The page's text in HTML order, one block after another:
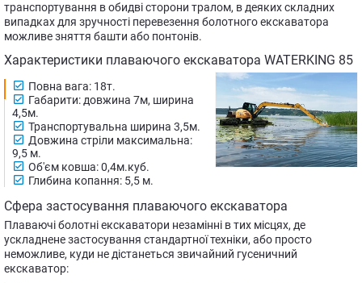
транспортування в обидві сторони тралом, в деяких складних
випадках для зручності перевезення болотного екскаватора
можливе зняття башти або понтонів.
Характеристики плаваючого екскаватора WATERKING 85
Повна вага: 18т.
Габарити: довжина 7м, ширина
4,5м.
Транспортувальна ширина 3,5м.
Довжина стріли максимальна:
9,5 м.
Об'єм ковша: 0,4м.куб.
Глибина копання: 5,5 м.
Сфера застосування плаваючого екскаватора
Плаваючі болотні екскаватори незамінні в тих місцях, де
ускладнене застосування стандартної техніки, або просто
неможливе, куди не дістанеться звичайний гусеничний
екскаватор: